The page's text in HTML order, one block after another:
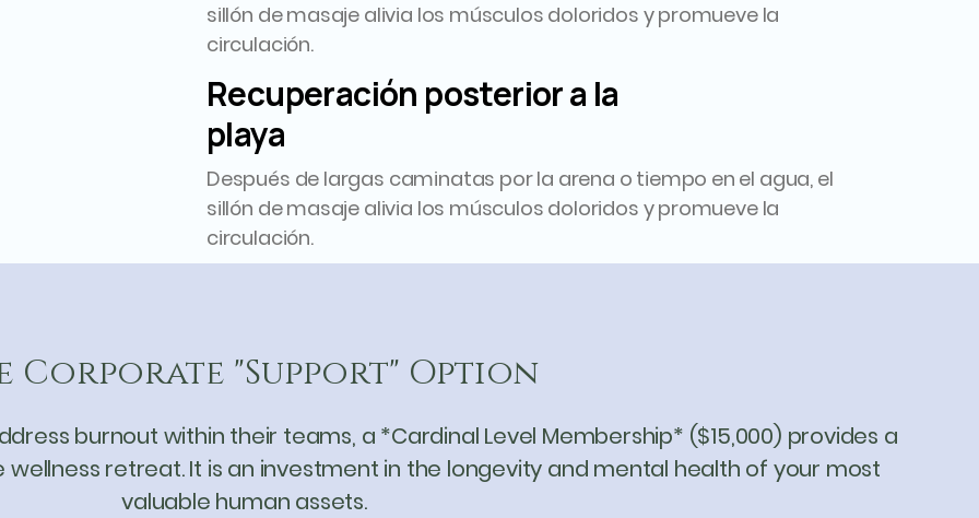
sillón de masaje alivia los músculos doloridos y promueve la
circulación.
Recuperación posterior a la
playa
Después de largas caminatas por la arena o tiempo en el agua, el
sillón de masaje alivia los músculos doloridos y promueve la
circulación.
Corporate "Support" Option
burnout within their teams, a *Cardinal Level Membership* ($15,000) provides a
retreat. It is an investment in the longevity and mental health of your most
valuable human assets.